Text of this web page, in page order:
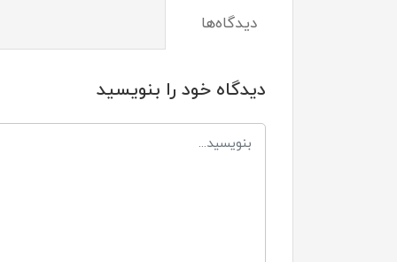
دیدگاه‌ها
دیدگاه خود را بنویسید